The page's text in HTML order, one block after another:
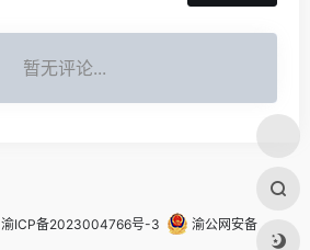
暂无评论...
渝ICP备2023004766号-3
渝公网安备